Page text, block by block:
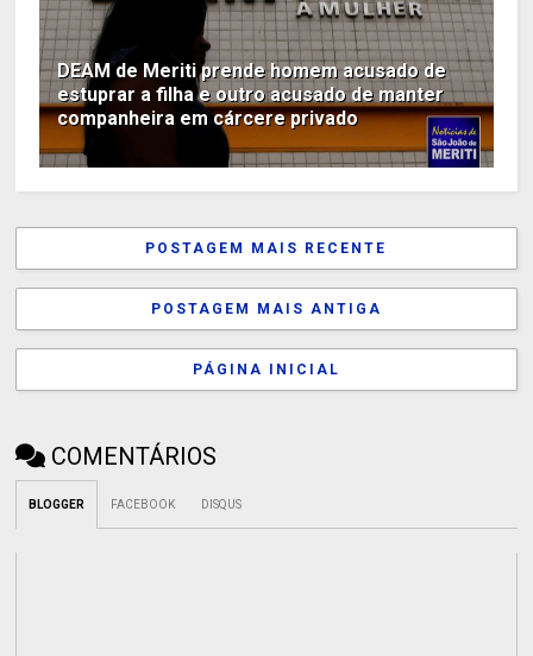
DEAM de Meriti prende homem acusado de
estuprar a filha e outro acusado de manter
companheira em cárcere privado
POSTAGEM MAIS RECENTE
POSTAGEM MAIS ANTIGA
PÁGINA INICIAL
COMENTÁRIOS
BLOGGER FACEBOOK DISQUS